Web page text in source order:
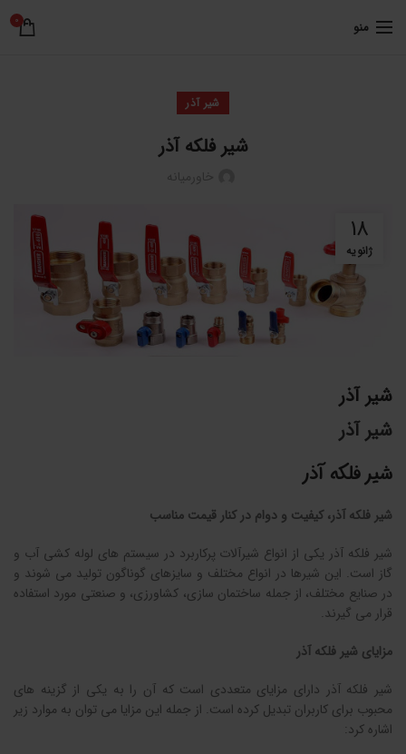
منو 0
شیر آذر
شیر فلکه آذر
18
ژانویه
شیر آذر
شیر آذر
شیر فلکه آذر
شیر فلکه آذر، کیفیت و دوام در کنار قیمت مناسب
شیر فلکه آذر یکی از انواع شیرآلات پرکاربرد در سیستم های لوله کشی آب و
گاز است. این شیرها در انواع مختلف و سایزهای گوناگون تولید می شوند و
در صنایع مختلف، از جمله ساختمان سازی، کشاورزی، و صنعتی مورد استفاده
قرار می گیرند.
مزایای شیر فلکه آذر
شیر فلکه آذر دارای مزایای متعددی است که آن را به یکی از گزینه های
محبوب برای کاربران تبدیل کرده است. از جمله این مزایا می توان به موارد زیر
اشاره کرد: